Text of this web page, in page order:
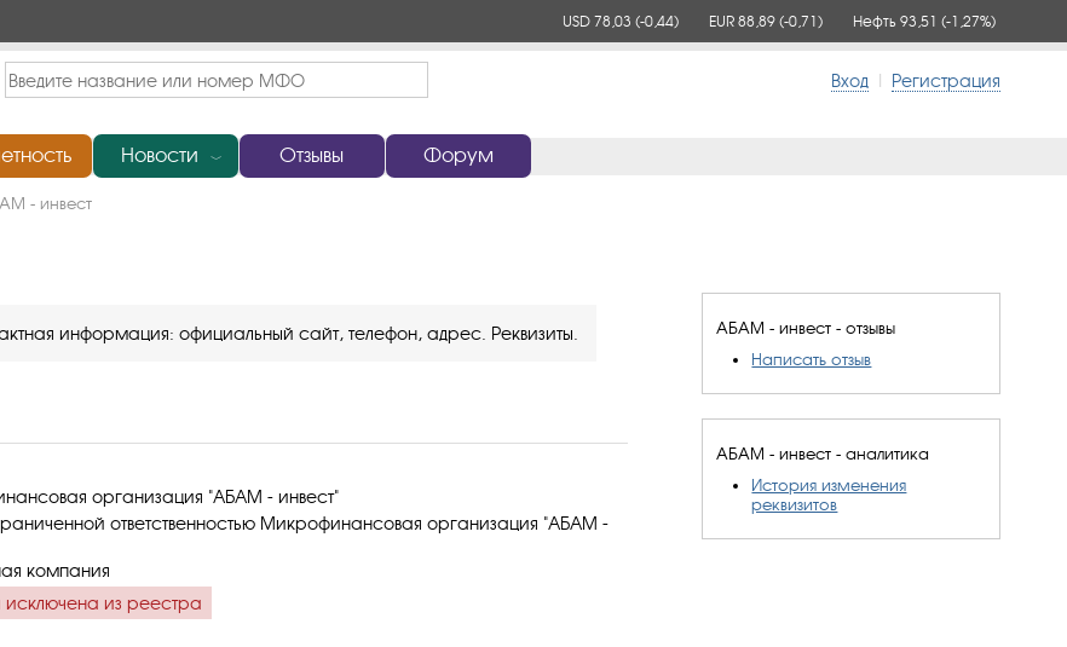
USD 78,03 (-0,44) EUR 88,89 (-0,71) Нефть 93,51 (-1,27%)
Вход | Регистрация
Новости ﹀ Отзывы Форум
- инвест
АБАМ - инвест - отзывы
Написать отзыв
АБАМ - инвест - аналитика
История изменения
реквизитов
информация: официальный сайт, телефон, адрес. Реквизиты.
организация "АБАМ - инвест"
ответственностью Микрофинансовая организация "АБАМ -
компания
из реестра